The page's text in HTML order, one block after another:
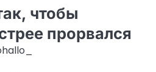
чтобы
прорвался